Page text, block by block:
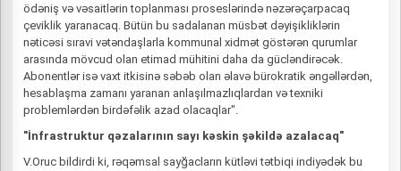
ödəniş və vəsaitlərin toplanması proseslərində nəzərəçarpacaq
çeviklik yaranacaq. Bütün bu sadalanan müsbət dəyişikliklərin
nəticəsi sıravi vətəndaşlarla kommunal xidmət göstərən qurumlar
arasında mövcud olan etimad mühitini daha da gücləndirəcək.
Abonentlər isə vaxt itkisinə səbəb olan əlavə bürokratik əngəllərdən,
hesablaşma zamanı yaranan anlaşılmazlıqlardan və texniki
problemlərdən birdəfəlik azad olacaqlar".
"İnfrastruktur qəzalarının sayı kəskin şəkildə azalacaq"
V.Oruc bildirdi ki, rəqəmsal sayğacların kütləvi tətbiqi indiyədək bu